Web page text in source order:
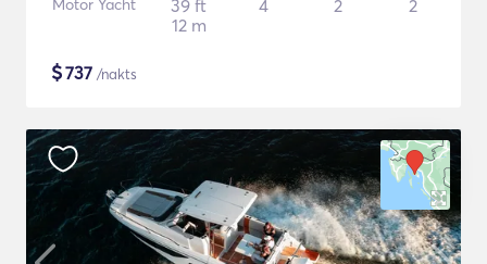
Motor Yacht
39 ft
12 m
4 2 2
$737 /nakts